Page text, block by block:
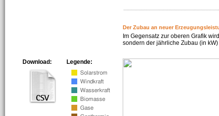
Der Zubau an neuer
Im Gegensatz zur oberen Grafik
sondern der jährliche Zubau (in
Legende:
Download: